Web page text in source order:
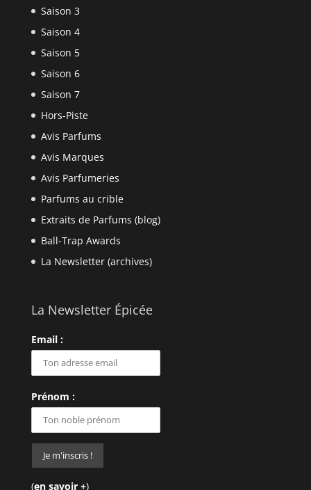
Saison 3
Saison 4
Saison 5
Saison 6
Saison 7
Hors-Piste
Avis Parfums
Avis Marques
Avis Parfumeries
Parfums au crible
Extraits de Parfums (blog)
Ball-Trap Awards
La Newsletter (archives)
La Newsletter Épicée
Email :
Prénom :
(en savoir +)